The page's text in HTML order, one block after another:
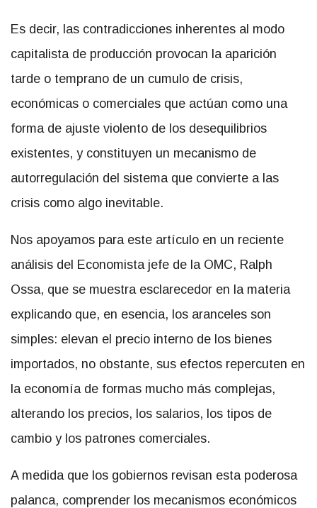
Es decir, las contradicciones inherentes al modo
capitalista de producción provocan la aparición
tarde o temprano de un cumulo de crisis,
económicas o comerciales que actúan como una
forma de ajuste violento de los desequilibrios
existentes, y constituyen un mecanismo de
autorregulación del sistema que convierte a las
crisis como algo inevitable.
Nos apoyamos para este artículo en un reciente
análisis del Economista jefe de la OMC, Ralph
Ossa, que se muestra esclarecedor en la materia
explicando que, en esencia, los aranceles son
simples: elevan el precio interno de los bienes
importados, no obstante, sus efectos repercuten en
la economía de formas mucho más complejas,
alterando los precios, los salarios, los tipos de
cambio y los patrones comerciales.
A medida que los gobiernos revisan esta poderosa
palanca, comprender los mecanismos económicos